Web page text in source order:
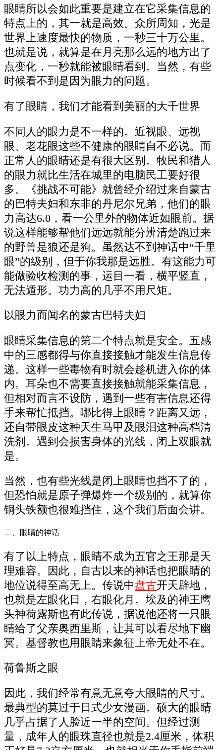
眼睛所以会如此重要是建立在它采集信息的
特点上的，其一就是高效。众所周知，光是
世界上速度最快的物质，一秒三十万公里。
也就是说，就算是在月亮那么远的地方出了
点变化，一秒就能被眼睛看到。当然，有些
时候看不到是因为眼力的问题。
有了眼睛，我们才能看到美丽的大千世界
不同人的眼力是不一样的。近视眼、远视
眼、老花眼这些不健康的眼睛自不必说。而
正常人的眼睛还是有很大区别。牧民和猎人
的眼力就比生活在城里的电脑民工要好很
多。《挑战不可能》就曾经介绍过来自蒙古
的巴特夫妇和东非的丹尼尔兄弟，他们的眼
力高达6.0，看一公里外的物体近如眼前。据
说这样能够帮他们远远就能分辨清楚跑过来
的野兽是狼还是狗。虽然达不到神话中“千里
眼”的级别，但于你我那是远胜。有这能力可
能做验收检测的事，运目一看，横平竖直，
无法遁形。功力高的几乎不用尺矩。
以眼力而闻名的蒙古巴特夫妇
眼睛采集信息的第二个特点就是安全。五感
中的三感都得与你直接接触才能发生信息传
递。这样一些毒物有时就会趁机进入你的体
内。耳朵也不需要直接接触就能采集信息，
但相对而言不设防，遇到一些有害信息还得
手来帮忙抵挡。哪比得上眼睛？距离又远，
还自带眼皮这种天生马甲及眼泪这种高档清
洗剂。遇到会损害身体的光线，闭上双眼就
是。
当然，也有些光线是闭上眼睛也挡不了的，
但恐怕就是原子弹爆炸一个级别的，就算你
铜头铁额也很难挡住，这个我们后面会讲。
二、眼睛的神话
有了以上特点，眼睛不成为五官之王那是天
理难容。因此，自古以来的神话也把眼睛的
地位说得至高无上。传说中盘古开天辟地，
也就是左眼化日，右眼化月。埃及的神王鹰
头神荷露斯也有此传说，据说他还将一只眼
睛给了父亲奥西里斯，让其可以看尽地下幽
冥。基督教也用眼睛来象征上帝无处不在。
荷鲁斯之眼
因此，我们经常有意无意夸大眼睛的尺寸。
最典型的莫过于日式少女漫画。硕大的眼睛
几乎占据了人脸近一半的空间。但经过测
量，成年人的眼珠直径也就是2.4厘米，体积